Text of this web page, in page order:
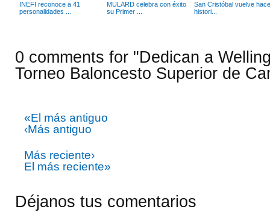
INEFI reconoce a 41
personalidades ...
MULARD celebra con éxito
su Primer ...
San Cristóbal vuelve
histori...
0 comments for "Dedican a
Torneo Baloncesto Superior de
«El más antiguo
‹Más antiguo
Más reciente›
El más reciente»
Déjanos tus comentarios